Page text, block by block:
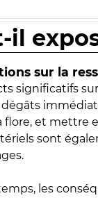
sur la
significatifs
et mettre
sont
les